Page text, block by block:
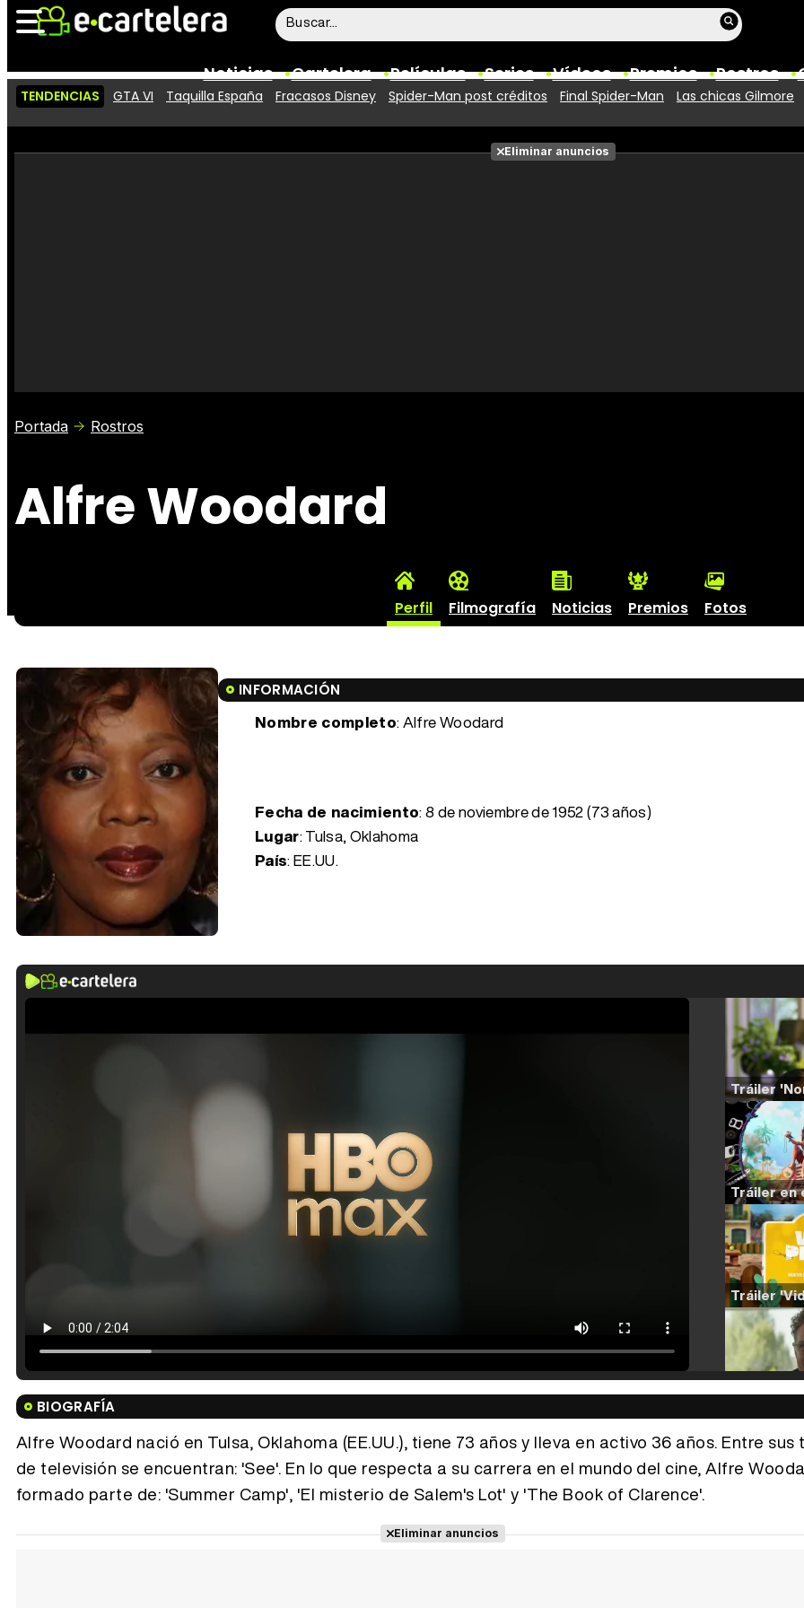
Noticias Cartelera Películas Series Vídeos Premios Rostros
Vídeos
Taquilla Fotos
TENDENCIAS GTA VI Taquilla España Fracasos Disney Spider-Man post créditos Final Spider-Man Las chicas Gilmore
Eliminar anuncios
Portada Rostros
Alfre Woodard
Perfil Filmografía Noticias Premios Fotos
INFORMACIÓN
Nombre completo: Alfre Woodard
Fecha de nacimiento:8 de noviembre de 1952 (73 años)
Lugar: Tulsa, Oklahoma
País: EE.UU.
BIOGRAFÍA
Alfre Woodard nació en Tulsa, Oklahoma (EE.UU.), tiene 73 años y lleva en activo 36 años. Entre sus
de televisión se encuentran: 'See'. En lo que respecta a su carrera en el mundo del cine, Alfre
formado parte de: 'Summer Camp', 'El misterio de Salem's Lot' y 'The Book of Clarence'.
Eliminar anuncios